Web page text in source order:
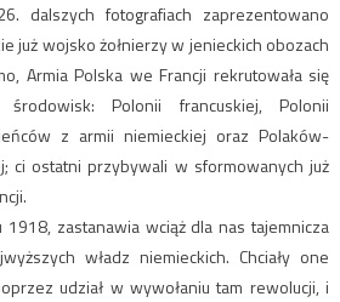
dalszych fotografiach zaprezentowano
już wojsko żołnierzy w jenieckich obozach
Armia Polska we Francji rekrutowała się
Polonii francuskiej, Polonii
z armii niemieckiej oraz Polaków-
ci ostatni przybywali w sformowanych już
zastanawia wciąż dla nas tajemnicza
władz niemieckich. Chciały one
udział w wywołaniu tam rewolucji, i